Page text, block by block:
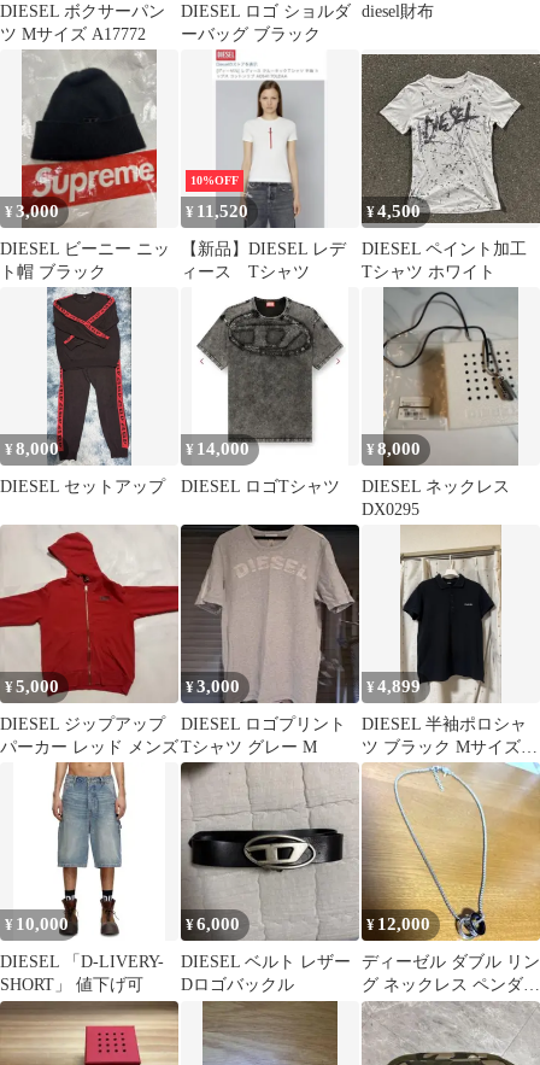
DIESEL ボクサーパン
ツ Mサイズ A17772
DIESEL ロゴ ショルダ
ーバッグ ブラック
diesel財布
¥3,000
DIESEL ビーニー ニッ
ト帽 ブラック
10%OFF
¥ 11,520
【新品】DIESEL レデ
ィース Tシャツ
¥4,500
DIESEL ペイント加工
Tシャツ ホワイト
¥8,000
DIESEL セットアップ
¥ 14,000
DIESEL ロゴTシャツ
¥8,000
DIESEL ネックレス
DX0295
¥5,000
DIESEL ジップアップ
パーカー レッド メンズ
¥3,000
DIESEL ロゴプリント
Tシャツ グレー M
¥4,899
DIESEL 半袖ポロシャ
ツ ブラック Mサイズ
ロゴ刺繍 メンズ
¥ 10,000
DIESEL 「D-LIVERY-
SHORT」 値下げ可
¥6,000
DIESEL ベルト レザー
Dロゴバックル
¥ 12,000
ディーゼル ダブル リン
グ ネックレス ペンダン
ト DX1168040